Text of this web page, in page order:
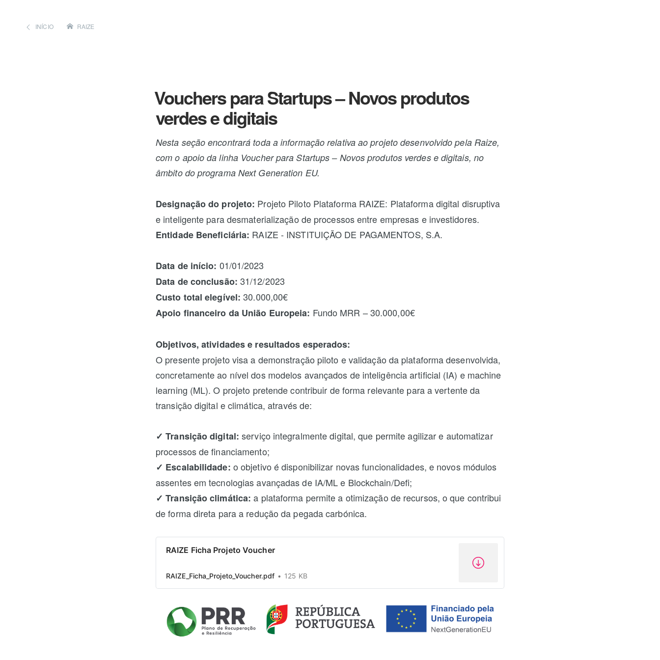
INÍCIO RAIZE
Vouchers para Startups – Novos produtos
verdes e digitais
Nesta seção encontrará toda a informação relativa ao projeto desenvolvido pela Raize,
com o apoio da linha Voucher para Startups – Novos produtos verdes e digitais, no
âmbito do programa Next Generation EU.
Designação do projeto: Projeto Piloto Plataforma RAIZE: Plataforma digital disruptiva
e inteligente para desmaterialização de processos entre empresas e investidores.
Entidade Beneficiária: RAIZE - INSTITUIÇÃO DE PAGAMENTOS, S.A.
Data de início: 01/01/2023
Data de conclusão: 31/12/2023
Custo total elegível: 30.000,00€
Apoio financeiro da União Europeia: Fundo MRR – 30.000,00€
Objetivos, atividades e resultados esperados:
O presente projeto visa a demonstração piloto e validação da plataforma desenvolvida,
concretamente ao nível dos modelos avançados de inteligência artificial (IA) e machine
learning (ML). O projeto pretende contribuir de forma relevante para a vertente da
transição digital e climática, através de:
✓ Transição digital: serviço integralmente digital, que permite agilizar e automatizar
processos de financiamento;
✓ Escalabilidade: o objetivo é disponibilizar novas funcionalidades, e novos módulos
assentes em tecnologias avançadas de IA/ML e Blockchain/Defi;
✓ Transição climática: a plataforma permite a otimização de recursos, o que contribui
de forma direta para a redução da pegada carbónica.
RAIZE Ficha Projeto Voucher
RAIZE_Ficha_Projeto_Voucher.pdf 125 KB